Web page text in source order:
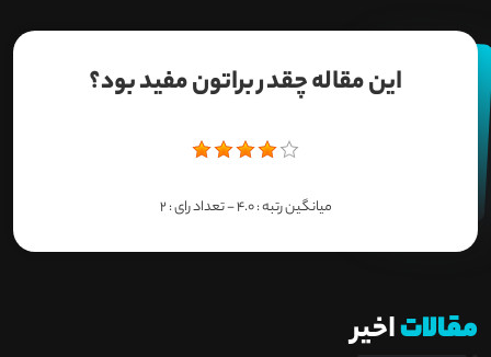
این مقاله چقدر براتون مفید بود؟
میانگین رتبه :4.0- تعداد رای :2
مقالاتاخیر